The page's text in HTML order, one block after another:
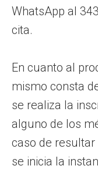
WhatsApp al
cita.
En cuanto al
mismo consta
se realiza la
alguno de los
caso de
se inicia la